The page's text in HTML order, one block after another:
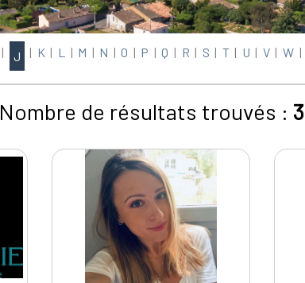
| J | K | L | M | N | O | P | Q | R | S | T | U | V | W |
Nombre de résultats trouvés : 3